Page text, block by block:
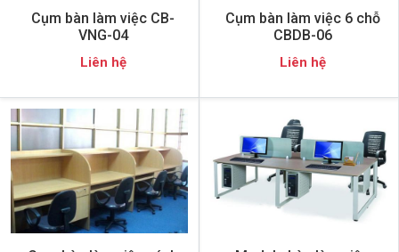
Cụm bàn làm việc CB-
VNG-04
Liên hệ
Cụm bàn làm việc 6 chỗ
CBDB-06
Liên hệ